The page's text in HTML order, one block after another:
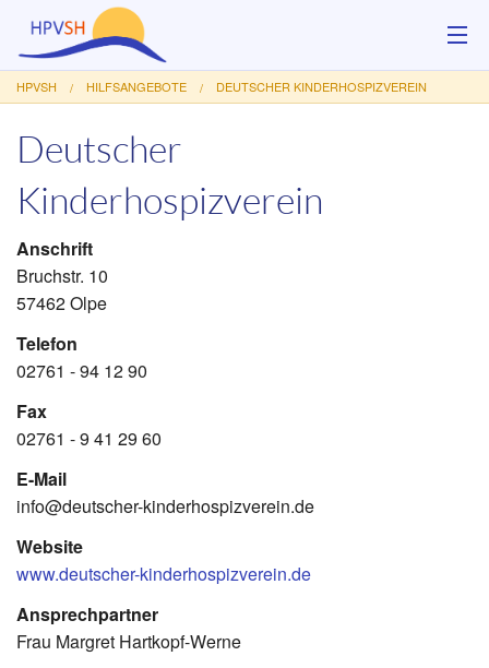
Über uns
Hilfsangebote
Veranstaltungen
Service
Kontakt
HPVSH HILFSANGEBOTE DEUTSCHER KINDERHOSPIZVEREIN
Deutscher
Kinderhospizverein
Anschrift
Bruchstr. 10
57462 Olpe
Telefon
02761 - 94 12 90
Fax
02761 - 9 41 29 60
E-Mail
info@deutscher-kinderhospizverein.de
Website
www.deutscher-kinderhospizverein.de
Ansprechpartner
Frau Margret Hartkopf-Werne